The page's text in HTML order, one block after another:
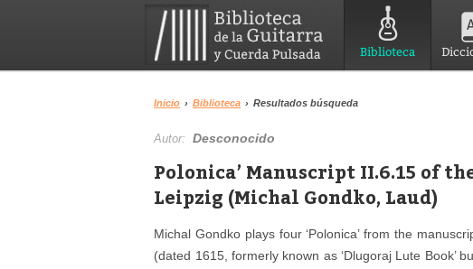
Biblioteca
Inicio › Biblioteca › Resultados búsqueda
Autor:Desconocido
Polonica’ Manuscript II.6.15 of
Leipzig (Michal Gondko, Laud)
Michal Gondko plays four ‘Polonica’ from the
(dated 1615, formerly known as ‘Dlugoraj Lute Book’